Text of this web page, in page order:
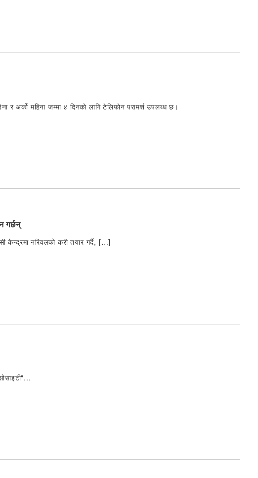
अर्को महिना जम्मा ४ दिनको लागि टेलिफोन परामर्श उपलब्ध छ।
गर्छन्
केन्द्रमा नरिवलको करी तयार गर्दै, […]